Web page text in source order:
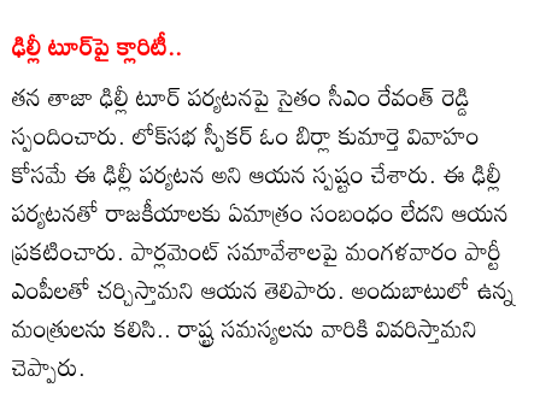
ఢిల్లీ టూర్‌పై క్లారిటీ..
తన తాజా ఢిల్లీ టూర్ పర్యటనపై సైతం సీఎం రేవంత్ రెడ్డి
స్పందించారు. లోక్‌సభ స్పీకర్ ఓం బిర్లా కుమార్తె వివాహం
కోసమే ఈ ఢిల్లీ పర్యటన అని ఆయన స్పష్టం చేశారు. ఈ ఢిల్లీ
పర్యటనతో రాజకీయాలకు ఏమాత్రం సంబంధం లేదని ఆయన
ప్రకటించారు. పార్లమెంట్ సమావేశాలపై మంగళవారం పార్టీ
ఎంపీలతో చర్చిస్తామని ఆయన తెలిపారు. అందుబాటులో ఉన్న
మంత్రులను కలిసి.. రాష్ట్ర సమస్యలను వారికి వివరిస్తామని
చెప్పారు.